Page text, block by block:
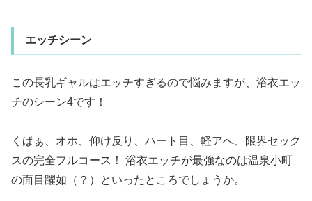
エッチシーン
この長乳ギャルはエッチすぎるので悩みますが、浴衣エッ
チのシーン4です！
くぱぁ、オホ、仰け反り、ハート目、軽アへ、限界セック
スの完全フルコース！ 浴衣エッチが最強なのは温泉小町
の面目躍如（？）といったところでしょうか。